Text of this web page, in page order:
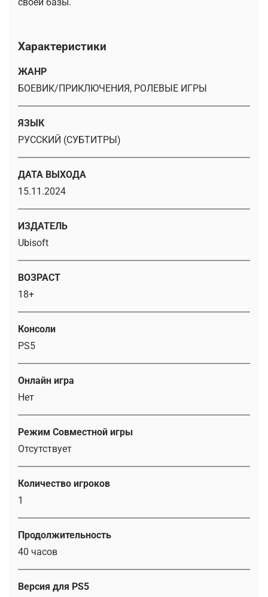
Характеристики
ЖАНР
БОЕВИК/ПРИКЛЮЧЕНИЯ, РОЛЕВЫЕ ИГРЫ
ЯЗЫК
РУССКИЙ (СУБТИТРЫ)
ДАТА ВЫХОДА
15.11.2024
ИЗДАТЕЛЬ
Ubisoft
ВОЗРАСТ
18+
Консоли
PS5
Онлайн игра
Нет
Режим Совместной игры
Отсутствует
Количество игроков
1
Продолжительность
40 часов
Версия для PS5